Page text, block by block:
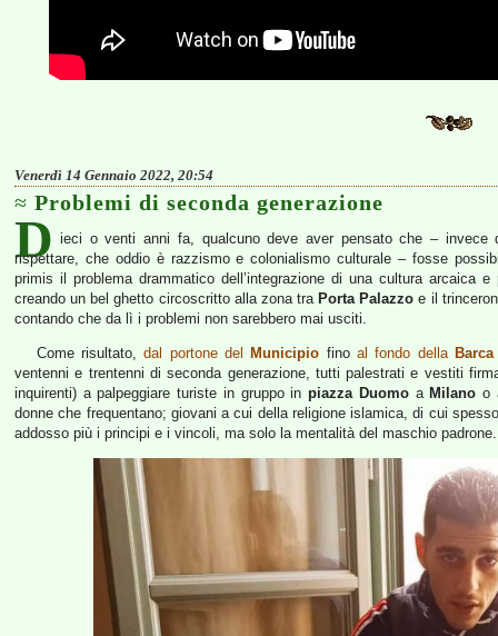
Venerdì 14 Gennaio 2022, 20:54
Problemi di seconda generazione
D ieci o venti anni fa, qualcuno deve aver pensato che – invece
rispettare, che oddio è razzismo e colonialismo culturale – fosse
primis il problema drammatico dell’integrazione di una cultura arcaica
creando un bel ghetto circoscritto alla zona tra Porta Palazzo e il
contando che da lì i problemi non sarebbero mai usciti.
Come risultato,dal portone del Municipio finoal fondo della Barca
ventenni e trentenni di seconda generazione, tutti palestrati e vestiti
inquirenti) a palpeggiare turiste in gruppo inpiazza Duomoa Milano o
donne che frequentano; giovani a cui della religione islamica, di cui
addosso più i principi e i vincoli, ma solo la mentalità del maschio padrone.